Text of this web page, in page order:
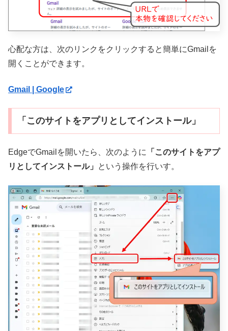
心配な方は、次のリンクをクリックすると簡単にGmailを
開くことができます。
Gmail | Google
「このサイトをアプリとしてインストール」
EdgeでGmailを開いたら、次のように
「このサイトをアプ
リとしてインストール」
という操作を行いす。